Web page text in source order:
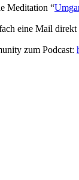
Meditation “
eine Mail direkt
zum Podcast: